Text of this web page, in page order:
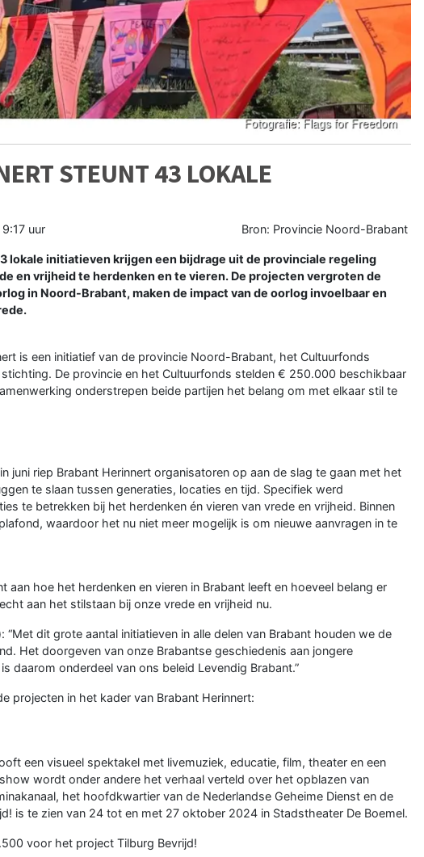
STEUNT 43 LOKALE
uur Bron: Provincie Noord-Brabant
lokale initiatieven krijgen een bijdrage uit de provinciale regeling
en vrijheid te herdenken en te vieren. De projecten vergroten de
in Noord-Brabant, maken de impact van de oorlog invoelbaar en
is een initiatief van de provincie Noord-Brabant, het Cultuurfonds
De provincie en het Cultuurfonds stelden € 250.000 beschikbaar
onderstrepen beide partijen het belang om met elkaar stil te
juni riep Brabant Herinnert organisatoren op aan de slag te gaan met het
te slaan tussen generaties, locaties en tijd. Specifiek werd
te betrekken bij het herdenken én vieren van vrede en vrijheid. Binnen
waardoor het nu niet meer mogelijk is om nieuwe aanvragen in te
aan hoe het herdenken en vieren in Brabant leeft en hoeveel belang er
aan het stilstaan bij onze vrede en vrijheid nu.
dit grote aantal initiatieven in alle delen van Brabant houden we de
Het doorgeven van onze Brabantse geschiedenis aan jongere
daarom onderdeel van ons beleid Levendig Brabant.”
projecten in het kader van Brabant Herinnert:
een visueel spektakel met livemuziek, educatie, film, theater en een
wordt onder andere het verhaal verteld over het opblazen van
het hoofdkwartier van de Nederlandse Geheime Dienst en de
is te zien van 24 tot en met 27 oktober 2024 in Stadstheater De Boemel.
voor het project Tilburg Bevrijd!